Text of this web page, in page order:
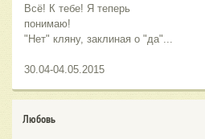
Всё! К тебе! Я теперь
понимаю!
"Нет" кляну, заклиная о "да"...
30.04-04.05.2015
Любовь